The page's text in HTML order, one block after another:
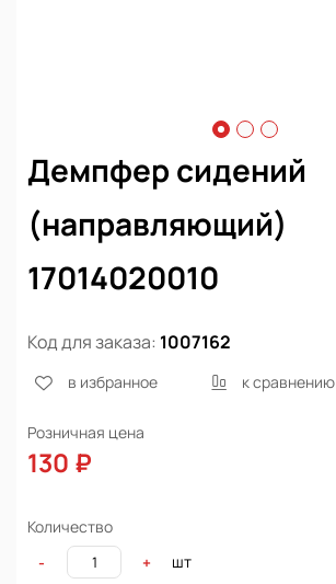
Демпфер сидений
(направляющий)
17014020010
Код для заказа: 1007162
в избранное к сравнению
Розничная цена
130 ₽
Количество
-
+ шт